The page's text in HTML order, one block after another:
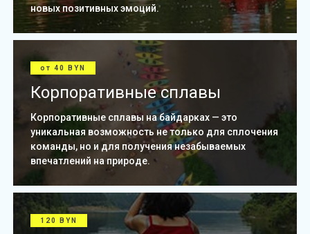
новых позитивных эмоций.
от 40 BYN
Корпоративные сплавы
Корпоративные сплавы на байдарках — это
уникальная возможность не только для сплочения
команды, но и для получения незабываемых
впечатлений на природе.
120 BYN